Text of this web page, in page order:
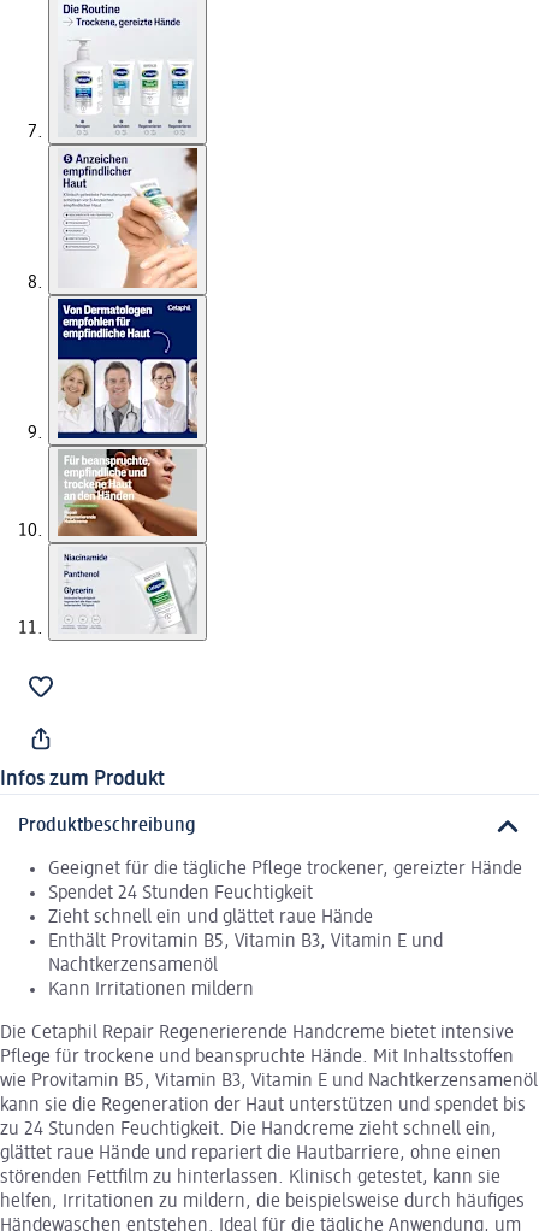
Infos zum Produkt
Produktbeschreibung
Geeignet für die tägliche Pflege trockener, gereizter Hände
Spendet 24 Stunden Feuchtigkeit
Zieht schnell ein und glättet raue Hände
Enthält Provitamin B5, Vitamin B3, Vitamin E und
Nachtkerzensamenöl
Kann Irritationen mildern
Die Cetaphil Repair Regenerierende Handcreme bietet intensive
Pflege für trockene und beanspruchte Hände. Mit Inhaltsstoffen
wie Provitamin B5, Vitamin B3, Vitamin E und Nachtkerzensamenöl
kann sie die Regeneration der Haut unterstützen und spendet bis
zu 24 Stunden Feuchtigkeit. Die Handcreme zieht schnell ein,
glättet raue Hände und repariert die Hautbarriere, ohne einen
störenden Fettfilm zu hinterlassen. Klinisch getestet, kann sie
helfen, Irritationen zu mildern, die beispielsweise durch häufiges
Händewaschen entstehen. Ideal für die tägliche Anwendung, um